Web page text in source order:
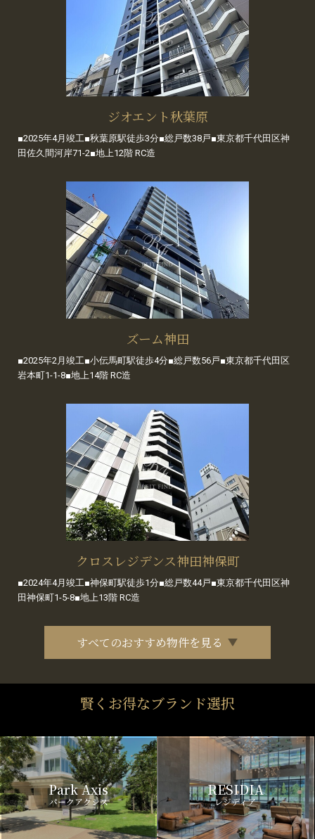
ジオエント秋葉原
■2025年4月竣工■秋葉原駅徒歩3分■総戸数38戸■東京都千代田区神
田佐久間河岸71-2■地上12階 RC造
ズーム神田
■2025年2月竣工■小伝馬町駅徒歩4分■総戸数56戸■東京都千代田区
岩本町1-1-8■地上14階 RC造
クロスレジデンス神田神保町
■2024年4月竣工■神保町駅徒歩1分■総戸数44戸■東京都千代田区神
田神保町1-5-8■地上13階 RC造
すべてのおすすめ物件を見る
賢くお得なブランド選択
Park Axis
パークアクシス
RESIDIA
レジディア